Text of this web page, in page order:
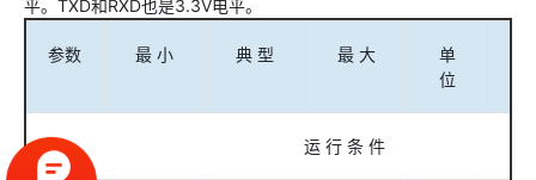
平。TXD和RXD也是3.3V电平。
参数 最 小 典 型 最 大
单
位
运 行 条 件